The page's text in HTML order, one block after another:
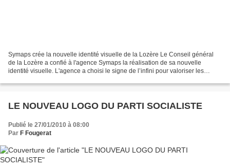
Symaps crée la nouvelle identité visuelle de la Lozère Le Conseil général
de la Lozère a confié à l'agence Symaps la réalisation de sa nouvelle
identité visuelle. L'agence a choisi le signe de l’infini pour valoriser les
LE NOUVEAU LOGO DU PARTI SOCIALISTE
Publié le 27/01/2010 à 08:00
Par F Fougerat